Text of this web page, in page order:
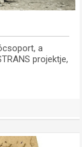
a
projektje,